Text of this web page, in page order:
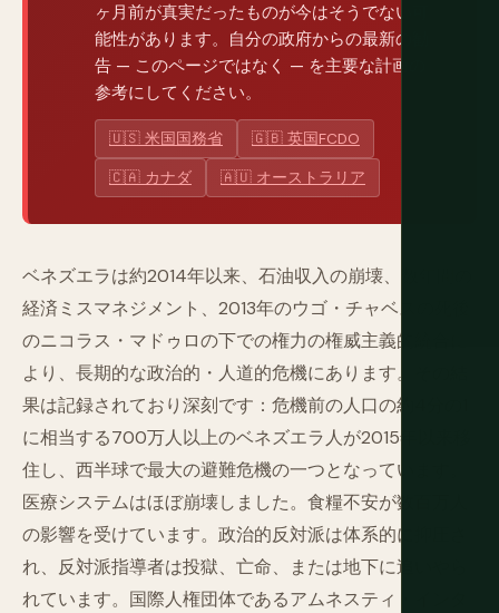
ヶ月前が真実だったものが今はそうでない可
能性があります。自分の政府からの最新の勧
告 — このページではなく — を主要な計画の
参考にしてください。
🇺🇸 米国国務省 🇬🇧 英国FCDO
🇨🇦 カナダ 🇦🇺 オーストラリア
ベネズエラは約2014年以来、石油収入の崩壊、数年間の
経済ミスマネジメント、2013年のウゴ・チャベスの死後
のニコラス・マドゥロの下での権力の権威主義的統合に
より、長期的な政治的・人道的危機にあります。その結
果は記録されており深刻です：危機前の人口の約4分の1
に相当する700万人以上のベネズエラ人が2015年以来移
住し、西半球で最大の避難危機の一つとなっています。
医療システムはほぼ崩壊しました。食糧不安が数百万人
の影響を受けています。政治的反対派は体系的に抑圧さ
れ、反対派指導者は投獄、亡命、または地下に追いやら
れています。国際人権団体であるアムネスティ・インタ